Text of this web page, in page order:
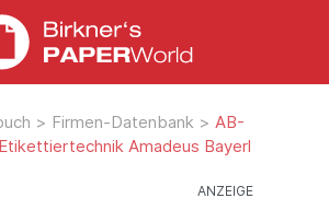
> Firmen-Datenbank > AB-
Amadeus Bayerl